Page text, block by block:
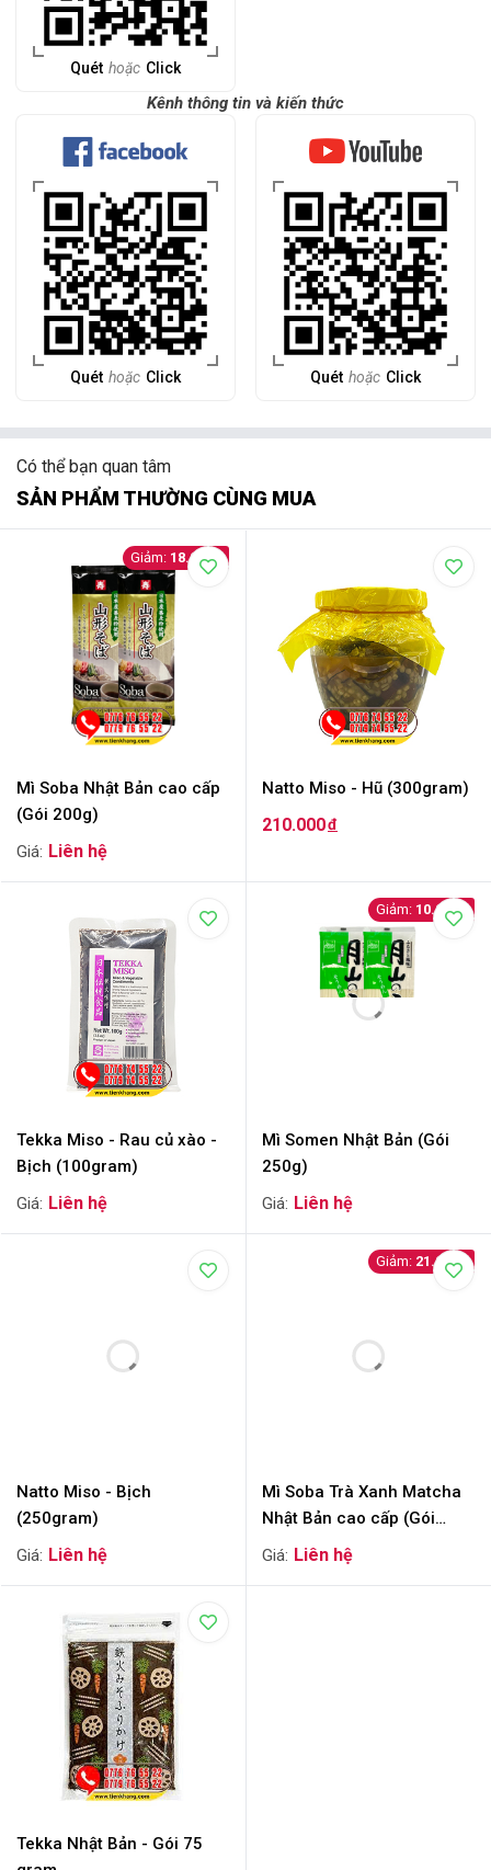
Quét hoặc Click
Kênh thông tin và kiến thức
Quét hoặc Click Quét hoặc Click
Có thể bạn quan tâm
SẢN PHẨM THƯỜNG CÙNG MUA
18.000
Mì Soba Nhật Bản cao cấp
(Gói 200g)
Natto Miso - Hũ (300gram)
210.000đ
Tekka Miso - Rau củ xào -
Bịch (100gram)
10.000
Mì Somen Nhật Bản (Gói
250g)
Natto Miso - Bịch
(250gram)
21.000
Mì Soba Trà Xanh Matcha
Nhật Bản cao cấp (Gói
200g)
Tekka Nhật Bản - Gói 75